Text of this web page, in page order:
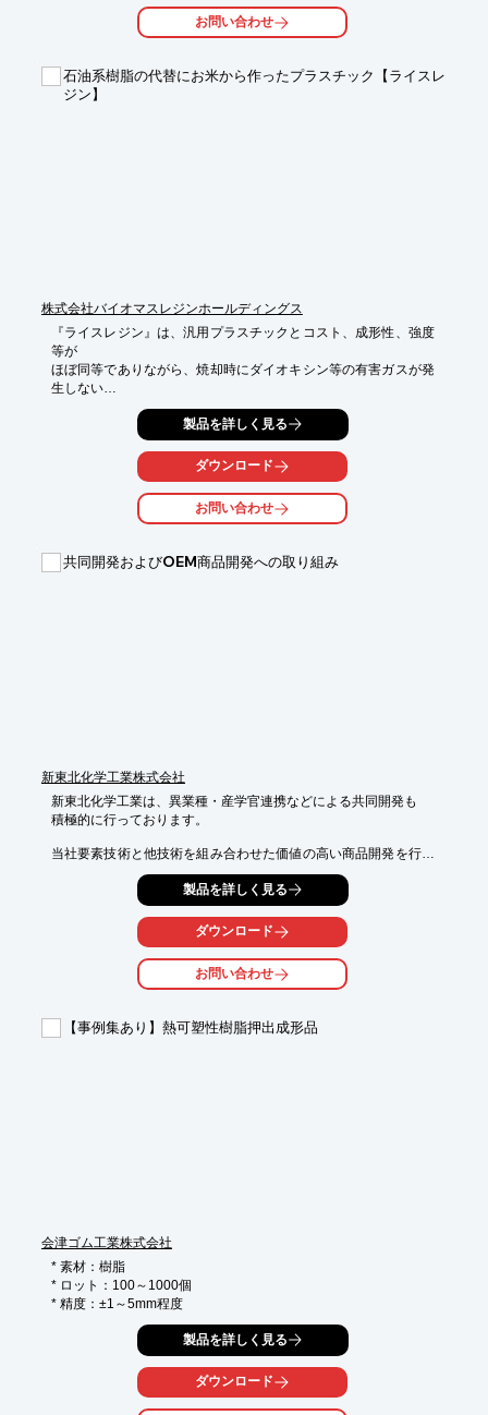
■ポリ袋業界の課題
■「バイオマスプラスチック」で課題を解決
・さとうきび由来の「SUGAR GREEN」シリーズ
・じゃがいも 100%生分解できる製品を目指して
お問い合わせ
石油系樹脂の代替にお米から作ったプラスチック【ライスレ
ジン】
株式会社バイオマスレジンホールディングス
『ライスレジン』は、汎用プラスチックとコスト、成形性、強度
等が
ほぼ同等でありながら、焼却時にダイオキシン等の有害ガスが発
生しない
熱可塑性バイオマスプラスチックです。
フードロスの削減や石油系プラスチックの削減に貢献できます。
ライスレジンは素材単体での成形も可能ですが、お米のMBとし
て既存樹脂にブレンド頂くことを推奨しております。
現在はお米70%含有のPP系グレード【R70J-1】、お米55%含有
お米50%含有PE【R50E-4】の3グレードを保有しております。
製品を詳しく見る
ダウンロード
お問い合わせ
共同開発およびOEM商品開発への取り組み
新東北化学工業株式会社
新東北化学工業は、異業種・産学官連携などによる共同開発も
積極的に行っております。
当社要素技術と他技術を組み合わせた価値の高い商品開発を行う
パートナー企業様を求めております。
共同開発、OEM商品などご検討いただける企業様からの
お問い合わせをお待ちしております。
■不織布シート、和紙
■成型加工品
製品を詳しく見る
ダウンロード
お問い合わせ
【事例集あり】熱可塑性樹脂押出成形品
会津ゴム工業株式会社
* 素材：樹脂
* ロット：100～1000個
* 精度：±1～5mm程度
製品を詳しく見る
ダウンロード